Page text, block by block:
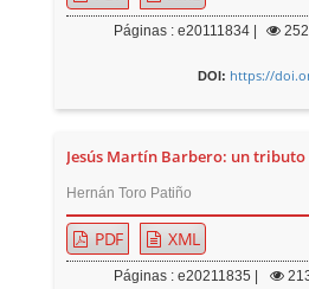
Páginas : e20111834 | 252
DOI: https://
Jesús Martín Barbero: un
Hernán Toro Patiño
PDF XML
Páginas : e20211835 |